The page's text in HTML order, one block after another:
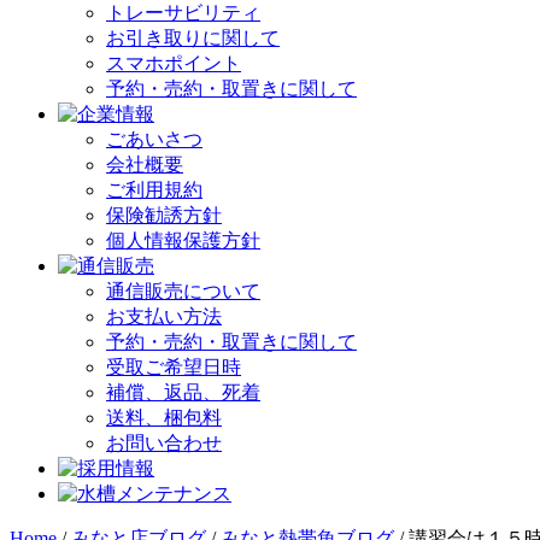
トレーサビリティ
お引き取りに関して
スマホポイント
予約・売約・取置きに関して
ごあいさつ
会社概要
ご利用規約
保険勧誘方針
個人情報保護方針
通信販売について
お支払い方法
予約・売約・取置きに関して
受取ご希望日時
補償、返品、死着
送料、梱包料
お問い合わせ